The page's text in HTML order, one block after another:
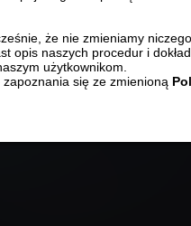
że nie zmieniamy
opis naszych procedur i
użytkownikom.
się ze zmienioną